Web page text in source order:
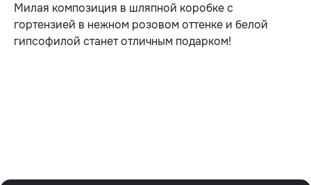
Милая композиция в шляпной коробке с
гортензией в нежном розовом оттенке и белой
гипсофилой станет отличным подарком!